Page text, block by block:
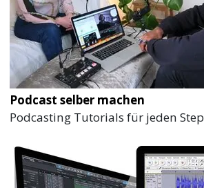
Podcast selber machen
Podcasting Tutorials für jeden Step